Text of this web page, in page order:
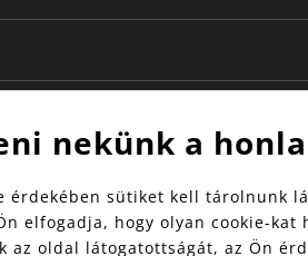
nekünk a
érdekében sütiket kell tárolnunk
elfogadja, hogy olyan cookie-kat
az oldal látogatottságát, az Ön